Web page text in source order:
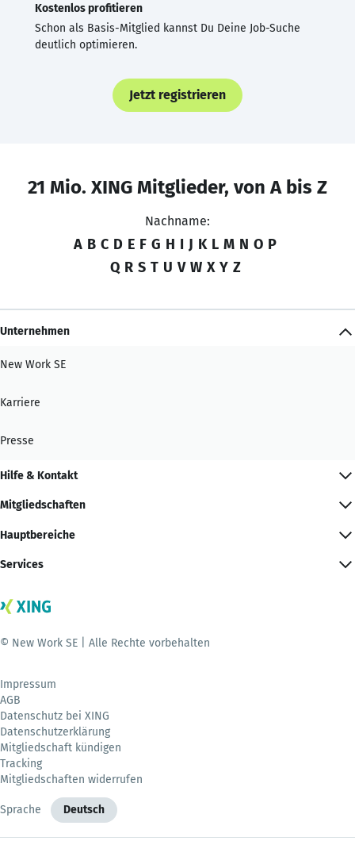
Kostenlos profitieren
Schon als Basis-Mitglied kannst Du Deine Job-Suche
deutlich optimieren.
Jetzt registrieren
21 Mio. XING Mitglieder, von A bis Z
Nachname:
A B C D E F G H I J K L M N O P
Q R S T U V W X Y Z
Unternehmen
New Work SE
Karriere
Presse
Hilfe & Kontakt
Mitgliedschaften
Hauptbereiche
Services
© New Work SE | Alle Rechte vorbehalten
Impressum
AGB
Datenschutz bei XING
Datenschutzerklärung
Mitgliedschaft kündigen
Tracking
Mitgliedschaften widerrufen
Sprache Deutsch